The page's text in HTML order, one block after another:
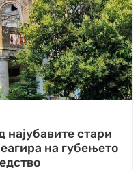
стари
на губењето